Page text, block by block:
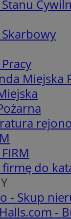
Miejska
do
- Skup
-